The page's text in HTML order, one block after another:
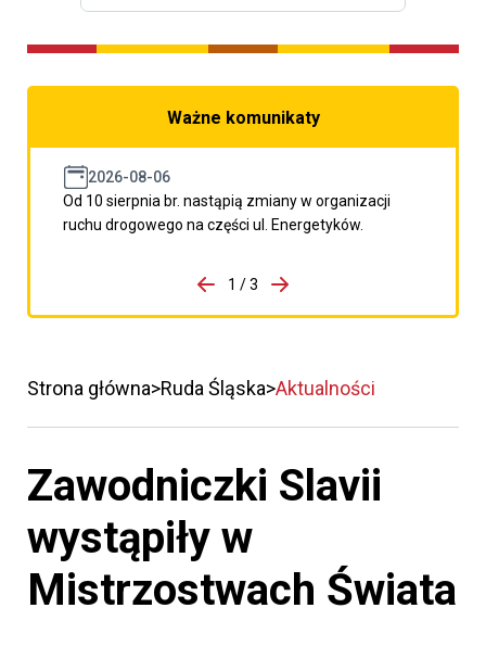
Ważne komunikaty
2026-08-06
Od 10 sierpnia br. nastąpią zmiany w organizacji
ruchu drogowego na części ul. Energetyków.
porzpedniego komunikatu
1 / 3
Przejdź do następnego
Strona główna Ruda Śląska Aktualności
Zawodniczki Slavii
wystąpiły w
Mistrzostwach Świata